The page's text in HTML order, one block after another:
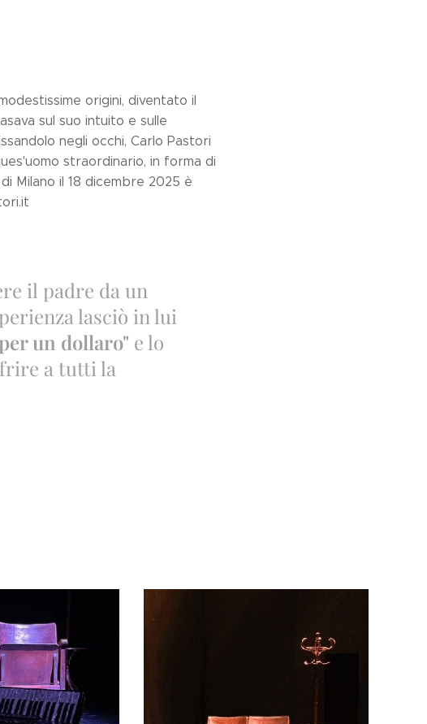
origini, diventato il
sul suo intuito e sulle
negli occhi, Carlo Pastori
straordinario, in forma di
Milano il 18 dicembre 2025 è
il padre da un
lasciò in lui
un dollaro" e lo
a tutti la